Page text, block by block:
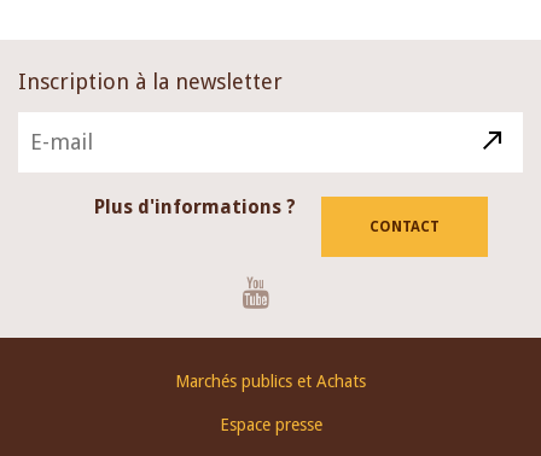
Inscription à la newsletter
Plus d'informations ?
CONTACT
Marchés publics et Achats
Espace presse